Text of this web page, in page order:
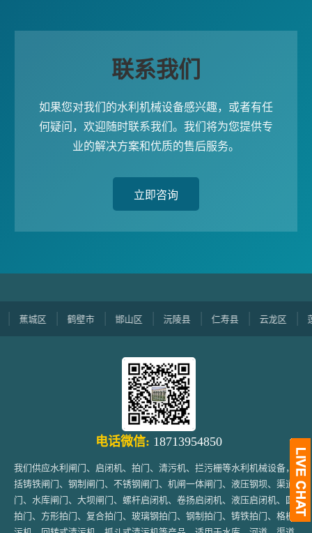
联系我们
如果您对我们的水利机械设备感兴趣，或者有任
何疑问，欢迎随时联系我们。我们将为您提供专
业的解决方案和优质的售后服务。
立即咨询
城区 鹤壁市 邯山区 沅陵县 仁寿县 云龙区 莲湖
电话微信: 18713954850
我们供应水利闸门、启闭机、拍门、清污机、拦污栅等水利机械设备，包
括铸铁闸门、钢制闸门、不锈钢闸门、机闸一体闸门、液压钢坝、渠道闸
门、水库闸门、大坝闸门、螺杆启闭机、卷扬启闭机、液压启闭机、圆形
拍门、方形拍门、复合拍门、玻璃钢拍门、钢制拍门、铸铁拍门、格栅清